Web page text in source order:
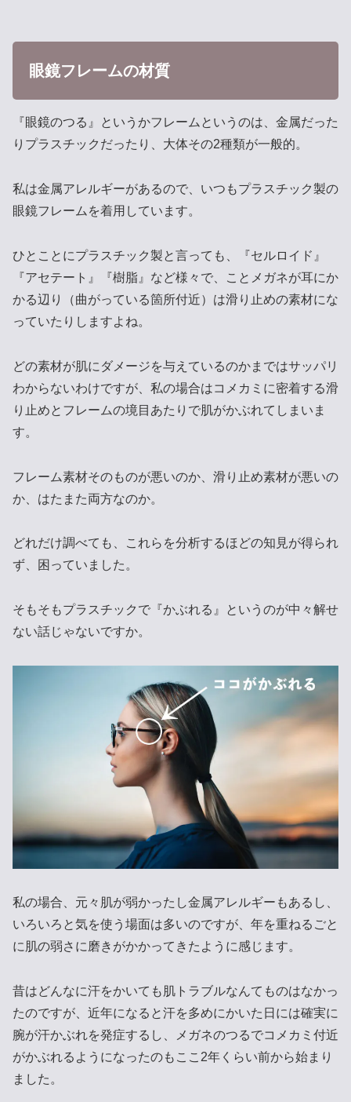
眼鏡フレームの材質
『眼鏡のつる』というかフレームというのは、金属だった
りプラスチックだったり、大体その2種類が一般的。
私は金属アレルギーがあるので、いつもプラスチック製の
眼鏡フレームを着用しています。
ひとことにプラスチック製と言っても、『セルロイド』
『アセテート』『樹脂』など様々で、ことメガネが耳にか
かる辺り（曲がっている箇所付近）は滑り止めの素材にな
っていたりしますよね。
どの素材が肌にダメージを与えているのかまではサッパリ
わからないわけですが、私の場合はコメカミに密着する滑
り止めとフレームの境目あたりで肌がかぶれてしまいま
す。
フレーム素材そのものが悪いのか、滑り止め素材が悪いの
か、はたまた両方なのか。
どれだけ調べても、これらを分析するほどの知見が得られ
ず、困っていました。
そもそもプラスチックで『かぶれる』というのが中々解せ
ない話じゃないですか。
私の場合、元々肌が弱かったし金属アレルギーもあるし、
いろいろと気を使う場面は多いのですが、年を重ねるごと
に肌の弱さに磨きがかかってきたように感じます。
昔はどんなに汗をかいても肌トラブルなんてものはなかっ
たのですが、近年になると汗を多めにかいた日には確実に
腕が汗かぶれを発症するし、メガネのつるでコメカミ付近
がかぶれるようになったのもここ2年くらい前から始まり
ました。